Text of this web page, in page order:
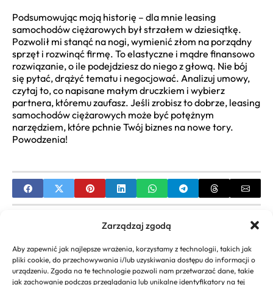
Zarządzaj zgodą
Aby zapewnić jak najlepsze wrażenia, korzystamy z technologii, takich jak
pliki cookie, do przechowywania i/lub uzyskiwania dostępu do informacji o
urządzeniu. Zgoda na te technologie pozwoli nam przetwarzać dane, takie
jak zachowanie podczas przeglądania lub unikalne identyfikatory na tej
Podsumowując moją historię – dla mnie leasing
samochodów ciężarowych był strzałem w dziesiątkę.
Pozwolił mi stanąć na nogi, wymienić złom na porządny
sprzęt i rozwinąć firmę. To elastyczne i mądre finansowo
rozwiązanie, o ile podejdziesz do niego z głową. Nie bój
się pytać, drążyć tematu i negocjować. Analizuj umowy,
czytaj to, co napisane małym druczkiem i wybierz
partnera, któremu zaufasz. Jeśli zrobisz to dobrze, leasing
samochodów ciężarowych może być potężnym
narzędziem, które pchnie Twój biznes na nowe tory.
Powodzenia!
Własna działalność L4 w ciąży kalkulator:
Przewodnik i Obliczenia
NEXT